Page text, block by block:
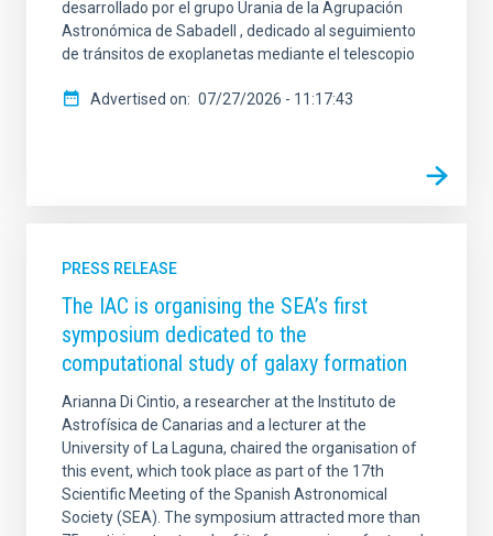
desarrollado por el grupo Urania de la Agrupación
Astronómica de Sabadell , dedicado al seguimiento
de tránsitos de exoplanetas mediante el telescopio
Advertised on 07/27/2026 - 11:17:43
PRESS RELEASE
The IAC is organising the SEA’s first
symposium dedicated to the
computational study of galaxy formation
Arianna Di Cintio, a researcher at the Instituto de
Astrofísica de Canarias and a lecturer at the
University of La Laguna, chaired the organisation of
this event, which took place as part of the 17th
Scientific Meeting of the Spanish Astronomical
Society (SEA). The symposium attracted more than